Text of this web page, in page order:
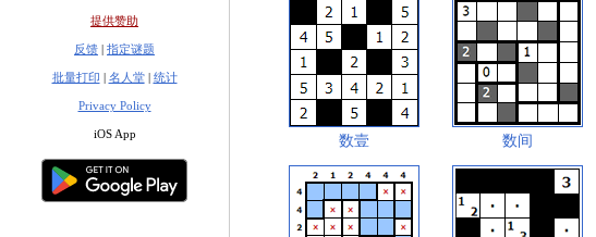
提供赞助
反馈 | 指定谜题
批量打印 | 名人堂| 统计
Privacy Policy
iOS App 数壹 数间